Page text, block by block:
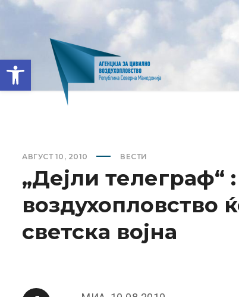
Open toolbar
АВГУСТ 10, 2010 ВЕСТИ
„Дејли телеграф“
воздухопловство
светска војна